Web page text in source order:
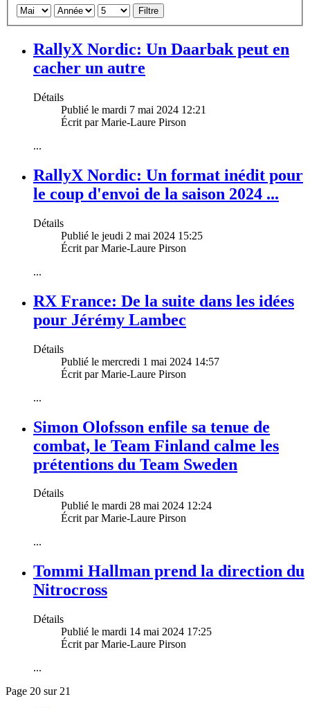
Filtre
RallyX Nordic: Un Daarbak peut en
cacher un autre
Détails
Publié le mardi 7 mai 2024 12:21
Écrit par Marie-Laure Pirson
...
RallyX Nordic: Un format inédit pour
le coup d'envoi de la saison 2024 ...
Détails
Publié le jeudi 2 mai 2024 15:25
Écrit par Marie-Laure Pirson
...
RX France: De la suite dans les idées
pour Jérémy Lambec
Détails
Publié le mercredi 1 mai 2024 14:57
Écrit par Marie-Laure Pirson
...
Simon Olofsson enfile sa tenue de
combat, le Team Finland calme les
prétentions du Team Sweden
Détails
Publié le mardi 28 mai 2024 12:24
Écrit par Marie-Laure Pirson
...
Tommi Hallman prend la direction du
Nitrocross
Détails
Publié le mardi 14 mai 2024 17:25
Écrit par Marie-Laure Pirson
...
Page 20 sur 21